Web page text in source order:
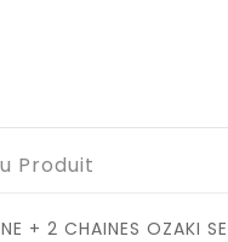
Produit
+ 2 CHAINES OZAKI